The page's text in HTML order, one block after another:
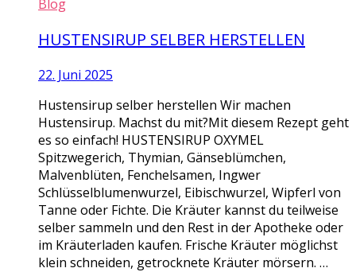
Blog
HUSTENSIRUP SELBER HERSTELLEN
22. Juni 2025
Hustensirup selber herstellen Wir machen
Hustensirup. Machst du mit?Mit diesem Rezept geht
es so einfach! HUSTENSIRUP OXYMEL
Spitzwegerich, Thymian, Gänseblümchen,
Malvenblüten, Fenchelsamen, Ingwer
Schlüsselblumenwurzel, Eibischwurzel, Wipferl von
Tanne oder Fichte. Die Kräuter kannst du teilweise
selber sammeln und den Rest in der Apotheke oder
im Kräuterladen kaufen. Frische Kräuter möglichst
klein schneiden, getrocknete Kräuter mörsern. …